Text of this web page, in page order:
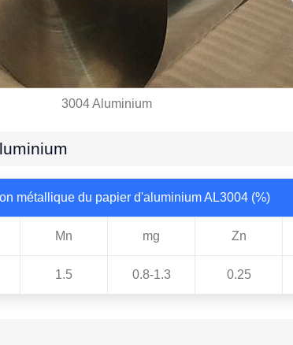
3004 Aluminium
métallique du papier d'aluminium AL3004 (%)
Mn mg Zn
1.5 0.8-1.3 0.25